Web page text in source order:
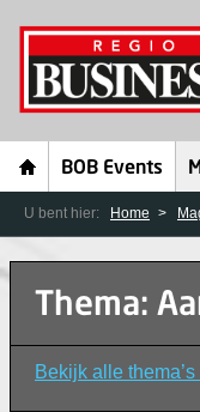
BOB Events
U bent hier: Home
Thema:
Bekijk alle thema’s